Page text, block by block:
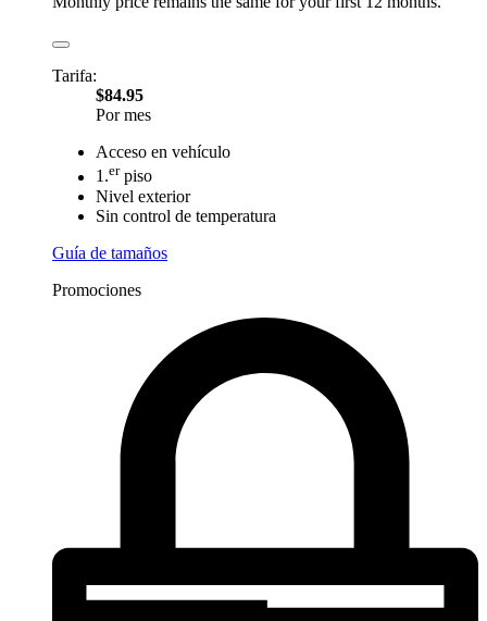
Tarifa:
$84.95
Por mes
Acceso en vehículo
1.erpiso
Nivel exterior
Sin control de temperatura
Guía de tamaños
Promociones